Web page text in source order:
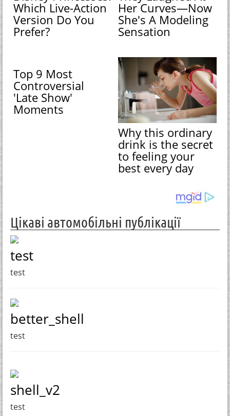
Which Live-Action
Version Do You
Prefer?
Her Curves—Now
She's A Modeling
Sensation
Top 9 Most
Controversial
'Late Show'
Moments
Why this ordinary
drink is the secret
to feeling your
best every day
Цікаві автомобільні публікації
test
test
better_shell
test
shell_v2
test